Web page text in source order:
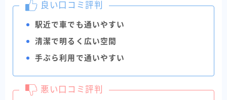
良い口コミ評判
駅近で車でも通いやすい
清潔で明るく広い空間
手ぶら利用で通いやすい
悪い口コミ評判